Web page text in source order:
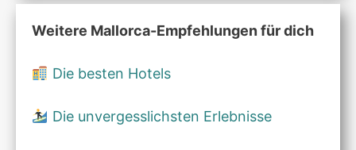
Weitere Mallorca-Empfehlungen für dich
Die besten Hotels
Die unvergesslichsten Erlebnisse